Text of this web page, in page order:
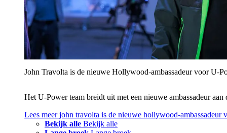
John Travolta is de nieuwe Hollywood-ambassadeur voor
Het U‑Power team breidt uit met een nieuwe ambassadeur
Lees meerjohn travolta is de nieuwe hollywood-ambassadeur
Bekijk alle Bekijk alle